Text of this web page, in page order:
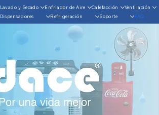
Lavado y Secado Enfriador de Aire Calefacción
Ventilación
Dispensadores
Refrigeración Soporte FAQ